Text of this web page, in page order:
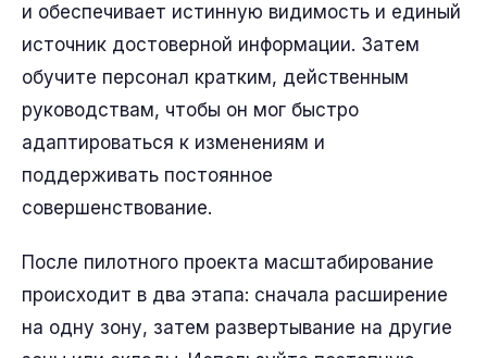
и обеспечивает истинную видимость и единый
источник достоверной информации. Затем
обучите персонал кратким, действенным
руководствам, чтобы он мог быстро
адаптироваться к изменениям и
поддерживать постоянное
совершенствование.
После пилотного проекта масштабирование
происходит в два этапа: сначала расширение
на одну зону, затем развертывание на другие